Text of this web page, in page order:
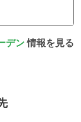
デン情報を見る